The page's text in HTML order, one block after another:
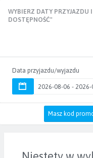
WYBIERZ DATY PRZYJAZDU
DOSTĘPNOŚĆ"
Data przyjazdu/wyjazdu
Masz kod